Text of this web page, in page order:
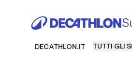
DECATHLON.IT TUTTI GLI